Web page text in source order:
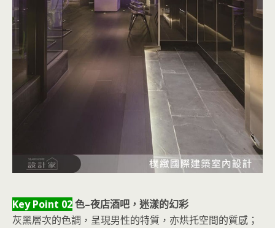
Key Point 02色–夜店酒吧，迷漾的幻彩
灰黑層次的色調，呈現男性的特質，亦烘托空間的質感；